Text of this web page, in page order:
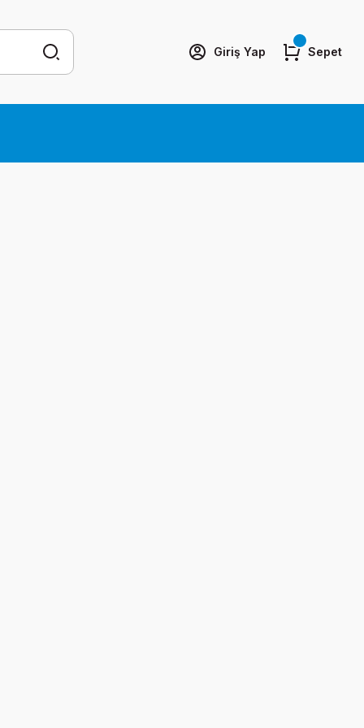
Giriş Yap Sepet